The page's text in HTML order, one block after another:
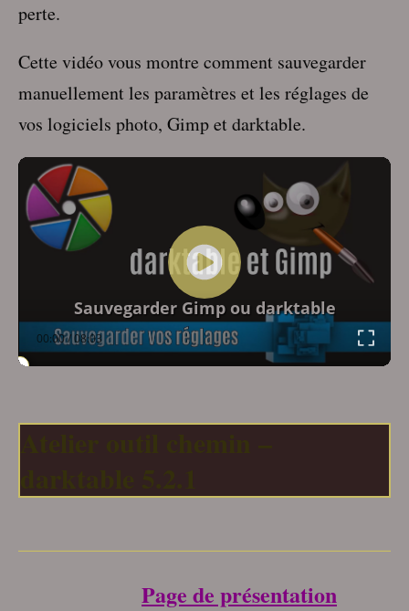
perte.
Cette vidéo vous montre comment sauvegarder
manuellement les paramètres et les réglages de
vos logiciels photo, Gimp et darktable.
Lecteur
vidéo
Sauvegarder Gimp ou darktable
00:00/08:03
Page de présentation